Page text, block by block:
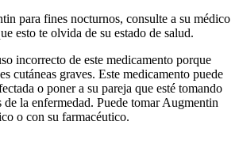
para fines nocturnos, consulte a su médico
esto te olvida de su estado de salud.
incorrecto de este medicamento porque
cutáneas graves. Este medicamento puede
o poner a su pareja que esté tomando
de la enfermedad. Puede tomar Augmentin
o con su farmacéutico.